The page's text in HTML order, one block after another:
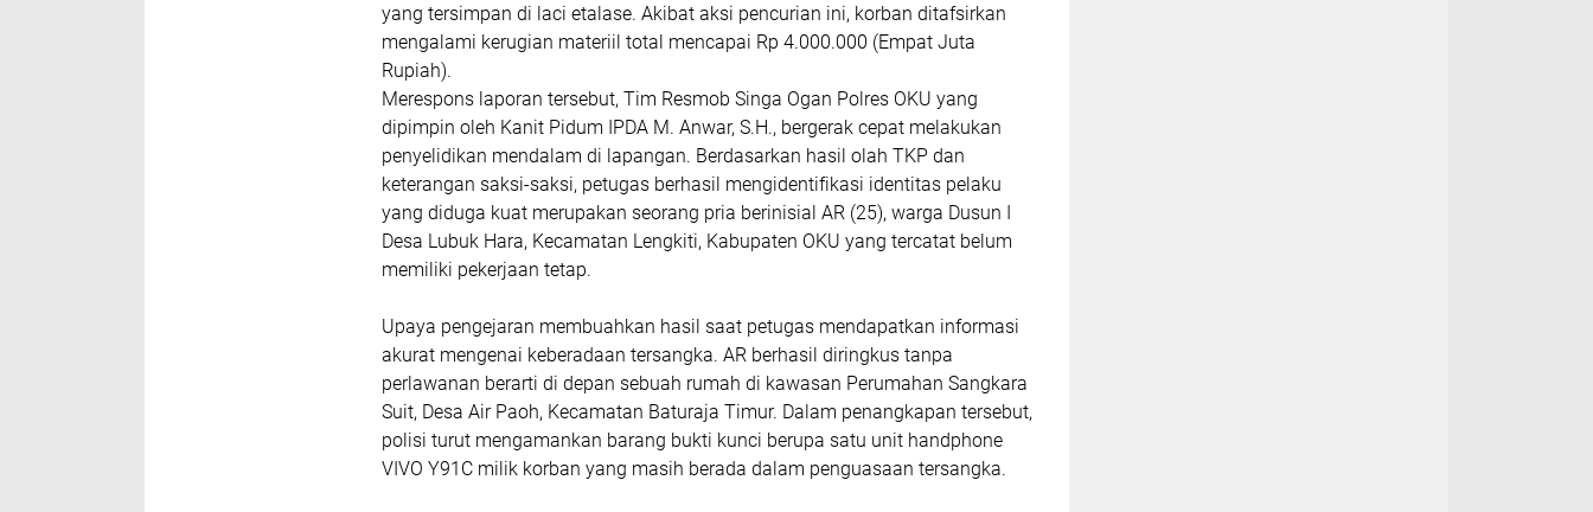
yang tersimpan di laci etalase. Akibat aksi pencurian ini, korban ditafsirkan
mengalami kerugian materiil total mencapai Rp 4.000.000 (Empat Juta
Rupiah).
Merespons laporan tersebut, Tim Resmob Singa Ogan Polres OKU yang
dipimpin oleh Kanit Pidum IPDA M. Anwar, S.H., bergerak cepat melakukan
penyelidikan mendalam di lapangan. Berdasarkan hasil olah TKP dan
keterangan saksi-saksi, petugas berhasil mengidentifikasi identitas pelaku
yang diduga kuat merupakan seorang pria berinisial AR (25), warga Dusun I
Desa Lubuk Hara, Kecamatan Lengkiti, Kabupaten OKU yang tercatat belum
memiliki pekerjaan tetap.
Upaya pengejaran membuahkan hasil saat petugas mendapatkan informasi
akurat mengenai keberadaan tersangka. AR berhasil diringkus tanpa
perlawanan berarti di depan sebuah rumah di kawasan Perumahan Sangkara
Suit, Desa Air Paoh, Kecamatan Baturaja Timur. Dalam penangkapan tersebut,
polisi turut mengamankan barang bukti kunci berupa satu unit handphone
VIVO Y91C milik korban yang masih berada dalam penguasaan tersangka.